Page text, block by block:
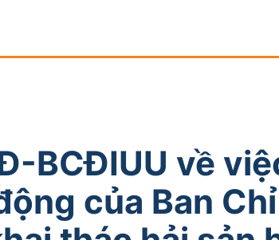
BCĐIUU về
của Ban